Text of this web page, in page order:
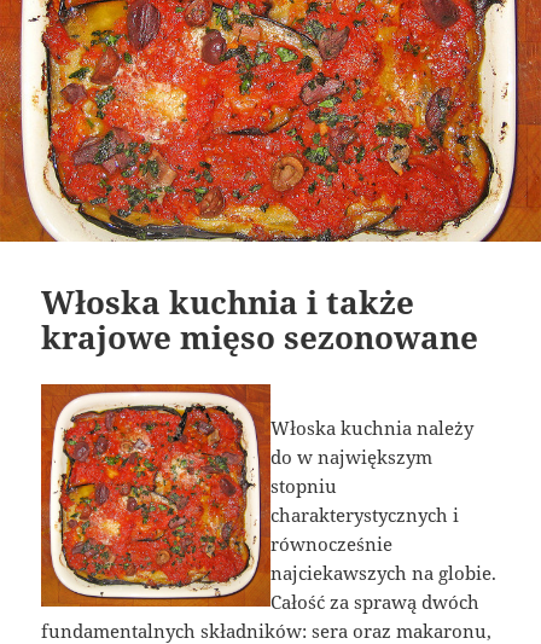
Włoska kuchnia i także
krajowe mięso sezonowane
Włoska kuchnia należy
do w największym
stopniu
charakterystycznych i
równocześnie
najciekawszych na globie.
Całość za sprawą dwóch
fundamentalnych składników: sera oraz makaronu,